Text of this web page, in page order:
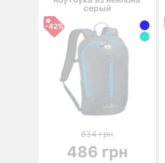
серый
-42%
834 грн
486 грн